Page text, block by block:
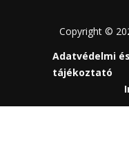
Copyright ©
Adatvédelmi
tájékoztató